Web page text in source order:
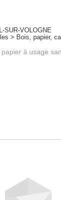
SUR-VOLOGNE
> Bois, papier,
à usage